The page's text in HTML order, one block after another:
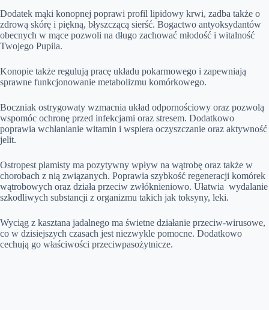
Dodatek mąki konopnej poprawi profil lipidowy krwi, zadba także o
zdrową skórę i piękną, błyszczącą sierść. Bogactwo antyoksydantów
obecnych w mące pozwoli na długo zachować młodość i witalność
Twojego Pupila.
Konopie także regulują pracę układu pokarmowego i zapewniają
sprawne funkcjonowanie metabolizmu komórkowego.
Boczniak ostrygowaty wzmacnia układ odpornościowy oraz pozwolą
wspomóc ochronę przed infekcjami oraz stresem. Dodatkowo
poprawia wchłanianie witamin i wspiera oczyszczanie oraz aktywność
jelit.
Ostropest plamisty ma pozytywny wpływ na wątrobę oraz także w
chorobach z nią związanych. Poprawia szybkość regeneracji komórek
wątrobowych oraz działa przeciw zwłóknieniowo. Ułatwia wydalanie
szkodliwych substancji z organizmu takich jak toksyny, leki.
Wyciąg z kasztana jadalnego ma świetne działanie przeciw-wirusowe,
co w dzisiejszych czasach jest niezwykle pomocne. Dodatkowo
cechują go właściwości przeciwpasożytnicze.